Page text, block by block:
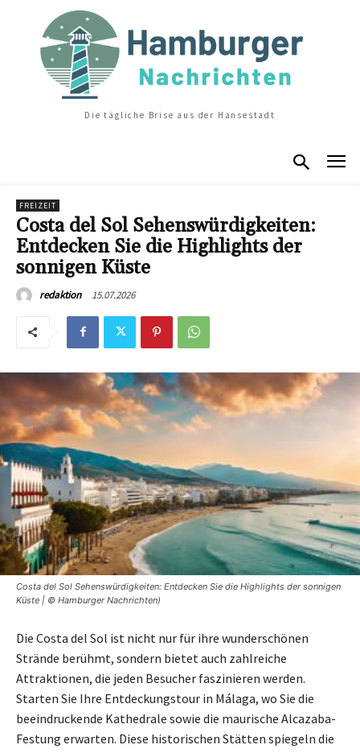
Die tägliche Brise aus der Hansestadt
FREIZEIT
Costa del Sol Sehenswürdigkeiten:
Entdecken Sie die Highlights der
sonnigen Küste
redaktion 15.07.2026
Costa del Sol Sehenswürdigkeiten: Entdecken Sie die Highlights der sonnigen
Küste | © Hamburger Nachrichten)
Die Costa del Sol ist nicht nur für ihre wunderschönen
Strände berühmt, sondern bietet auch zahlreiche
Attraktionen, die jeden Besucher faszinieren werden.
Starten Sie Ihre Entdeckungstour in Málaga, wo Sie die
beeindruckende Kathedrale sowie die maurische Alcazaba-
Festung erwarten. Diese historischen Stätten spiegeln die